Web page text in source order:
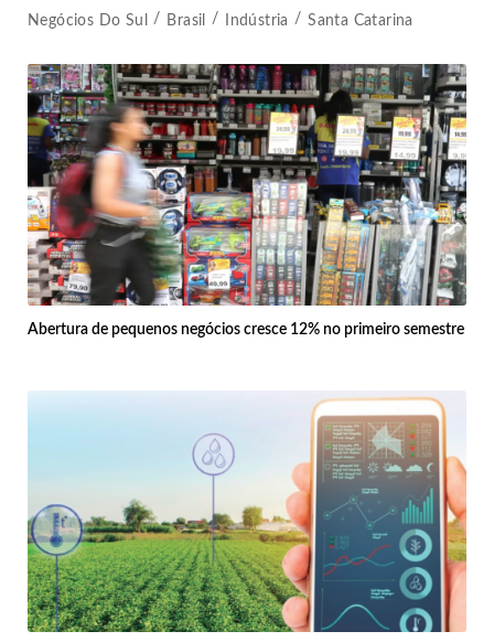
Negócios Do Sul Brasil Indústria Santa Catarina
Abertura de pequenos negócios cresce 12% no primeiro semestre